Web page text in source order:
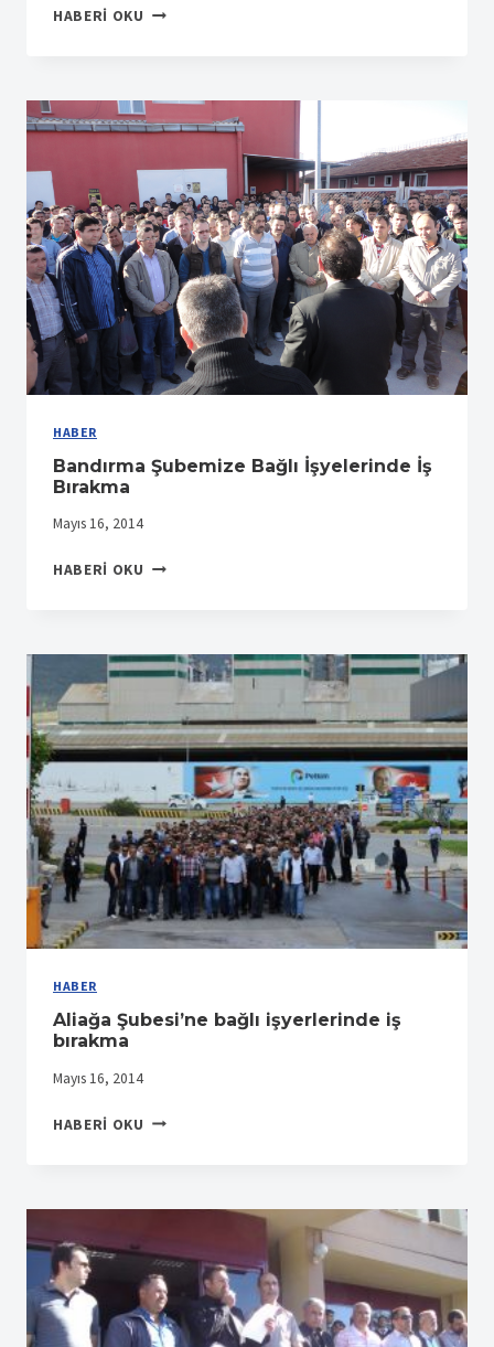
HABERI OKU PETLAS’TA
HABER
Bandırma Şubemize Bağlı İşyelerinde İş
Bırakma
Mayıs 16, 2014
HABERI OKU BANDIRMA
İŞ
BIRAKMA
HABER
Aliağa Şubesi’ne bağlı işyerlerinde iş
bırakma
Mayıs 16, 2014
HABERI OKU ALIAĞA
IŞ